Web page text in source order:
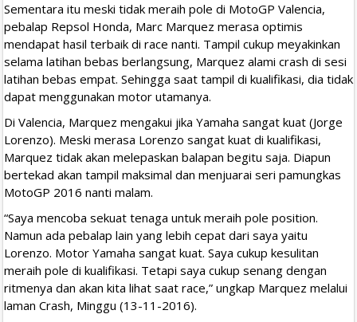
Sementara itu meski tidak meraih pole di MotoGP Valencia,
pebalap Repsol Honda, Marc Marquez merasa optimis
mendapat hasil terbaik di race nanti. Tampil cukup meyakinkan
selama latihan bebas berlangsung, Marquez alami crash di sesi
latihan bebas empat. Sehingga saat tampil di kualifikasi, dia tidak
dapat menggunakan motor utamanya.
Di Valencia, Marquez mengakui jika Yamaha sangat kuat (Jorge
Lorenzo). Meski merasa Lorenzo sangat kuat di kualifikasi,
Marquez tidak akan melepaskan balapan begitu saja. Diapun
bertekad akan tampil maksimal dan menjuarai seri pamungkas
MotoGP 2016 nanti malam.
“Saya mencoba sekuat tenaga untuk meraih pole position.
Namun ada pebalap lain yang lebih cepat dari saya yaitu
Lorenzo. Motor Yamaha sangat kuat. Saya cukup kesulitan
meraih pole di kualifikasi. Tetapi saya cukup senang dengan
ritmenya dan akan kita lihat saat race,” ungkap Marquez melalui
laman Crash, Minggu (13-11-2016).